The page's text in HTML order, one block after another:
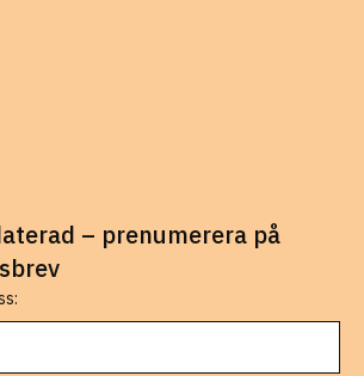
– prenumerera på